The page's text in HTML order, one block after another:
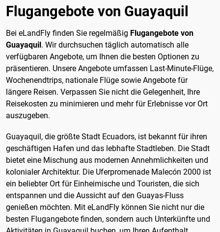
Flugangebote von Guayaquil
Bei eLandFly finden Sie regelmäßig Flugangebote von
Guayaquil. Wir durchsuchen täglich automatisch alle
verfügbaren Angebote, um Ihnen die besten Optionen zu
präsentieren. Unsere Angebote umfassen Last-Minute-Flüge,
Wochenendtrips, nationale Flüge sowie Angebote für
längere Reisen. Verpassen Sie nicht die Gelegenheit, Ihre
Reisekosten zu minimieren und mehr für Erlebnisse vor Ort
auszugeben.
Guayaquil, die größte Stadt Ecuadors, ist bekannt für ihren
geschäftigen Hafen und das lebhafte Stadtleben. Die Stadt
bietet eine Mischung aus modernen Annehmlichkeiten und
kolonialer Architektur. Die Uferpromenade Malecón 2000 ist
ein beliebter Ort für Einheimische und Touristen, die sich
entspannen und die Aussicht auf den Guayas-Fluss
genießen möchten. Mit eLandFly können Sie nicht nur die
besten Flugangebote finden, sondern auch Unterkünfte und